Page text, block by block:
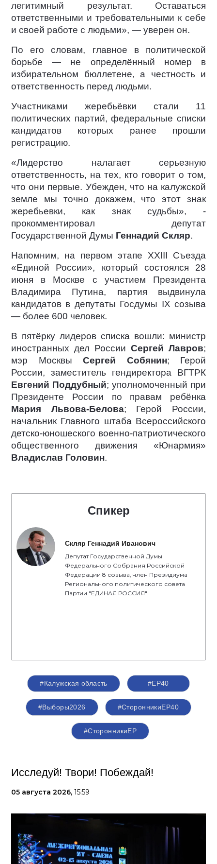
легитимный результат. Оставаться
ответственными и требовательными к себе
и своей работе с людьми», — уверен он.
По его словам, главное в политической
борьбе — не определённый номер в
избирательном бюллетене, а честность и
ответственность перед людьми.
Участниками жеребьёвки стали 11
политических партий, федеральные списки
кандидатов которых ранее прошли
регистрацию.
«Лидерство налагает серьезную
ответственность, на тех, кто говорит о том,
что они первые. Убежден, что на калужской
земле мы точно докажем, что этот знак
жеребьевки, как знак судьбы», -
прокомментировал депутат
Государственной Думы Геннадий Скляр.
Напомним, на первом этапе XXIII Съезда
«Единой России», который состоялся 28
июня в Москве с участием Президента
Владимира Путина, партия выдвинула
кандидатов в депутаты Госдумы IX созыва
— более 600 человек.
В пятёрку лидеров списка вошли: министр
иностранных дел России Сергей Лавров;
мэр Москвы Сергей Собянин; Герой
России, заместитель гендиректора ВГТРК
Евгений Поддубный; уполномоченный при
Президенте России по правам ребёнка
Мария Львова-Белова; Герой России,
начальник Главного штаба Всероссийского
детско-юношеского военно-патриотического
общественного движения «Юнармия»
Владислав Головин.
Спикер
Скляр Геннадий Иванович
Депутат Государственной Думы
Федерального Собрания Российской
Федерации 8 созыва, член Президиума
Регионального политического совета
Партии "ЕДИНАЯ РОССИЯ"
#Калужская область #ЕР40
#Выборы2026 #СторонникиЕР40
#СторонникиЕР
Исследуй! Твори! Побеждай!
05 августа 2026, 15:59